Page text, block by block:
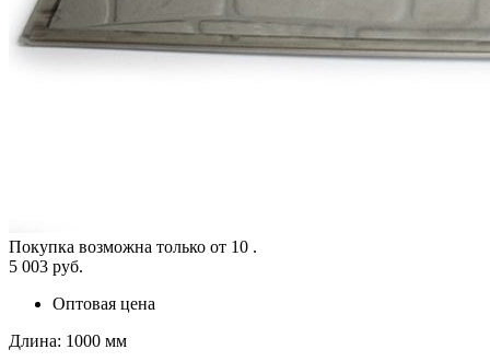
Покупка возможна только от 10 .
5 003 руб.
Оптовая цена
Длина: 1000 мм